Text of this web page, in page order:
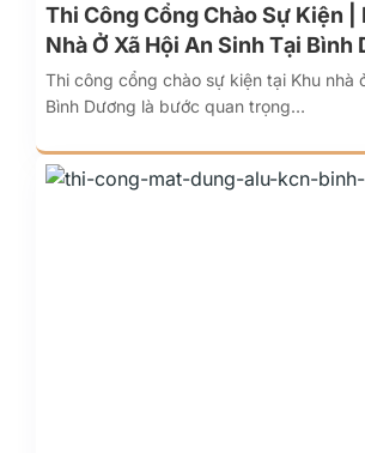
Thi Công Cổng Chào Sự Kiện |
Nhà Ở Xã Hội An Sinh Tại Bình
Thi công cổng chào sự kiện tại Khu nhà
Bình Dương là bước quan trọng…